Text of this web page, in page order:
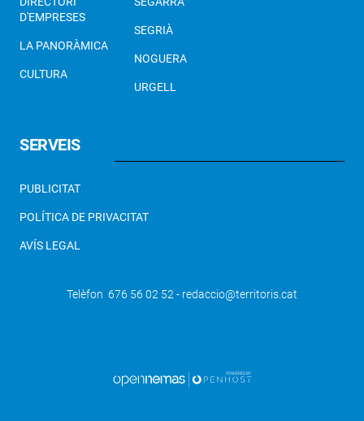
D'EMPRESES
LA PANORÀMICA
CULTURA
SEGRIÀ
NOGUERA
URGELL
SERVEIS
PUBLICITAT
POLÍTICA DE PRIVACITAT
AVÍS LEGAL
Telèfon 676 56 02 52 - redaccio@territoris.cat